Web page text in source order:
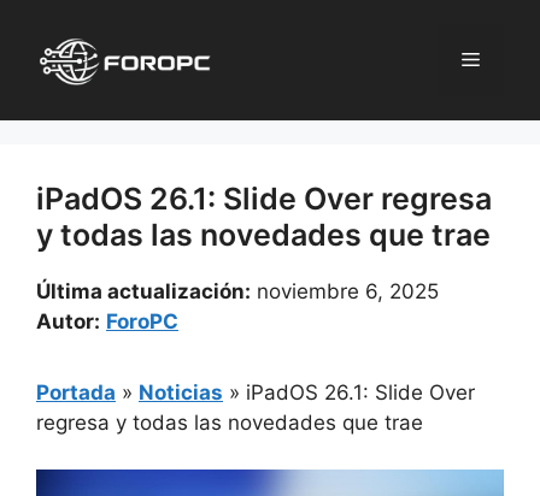
contenido
Menú
iPadOS 26.1: Slide Over regresa
y todas las novedades que trae
Última actualización: noviembre 6, 2025
Autor: ForoPC
Portada » Noticias » iPadOS 26.1: Slide Over
regresa y todas las novedades que trae